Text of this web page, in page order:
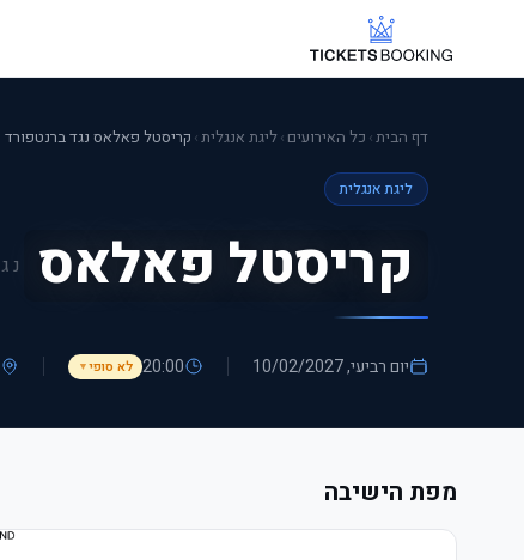
דף הבית› כל האירועים ›ליגת אנגלית› קריסטל פאלאס נגד ברנטפורד
ליגת אנגלית
קריסטל פאלאס
יום רביעי, 10/02/2027 20:00 לא סופי▼
מפת הישיבה